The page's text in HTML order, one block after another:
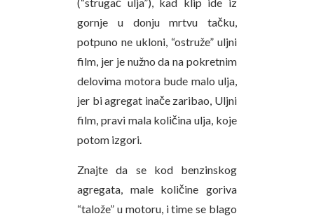
gornje u donju mrtvu tačku,
potpuno ne ukloni, “ostruže” uljni
film, jer je nužno da na pokretnim
delovima motora bude malo ulja,
jer bi agregat inače zaribao, Uljni
film, pravi mala količina ulja, koje
potom izgori.
Znajte da se kod benzinskog
agregata, male količine goriva
“talože” u motoru, i time se blago